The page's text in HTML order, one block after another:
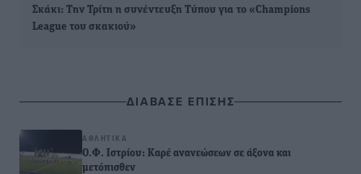
Σκάκι: Την Τρίτη η συνέντευξη Τύπου για το «Champions
League του σκακιού»
ΔΙΑΒΑΣΕ ΕΠΙΣΗΣ
ΑΘΛΗΤΙΚΆ
Ο.Φ. Ιστρίου: Καρέ ανανεώσεων σε άξονα και
μετόπισθεν